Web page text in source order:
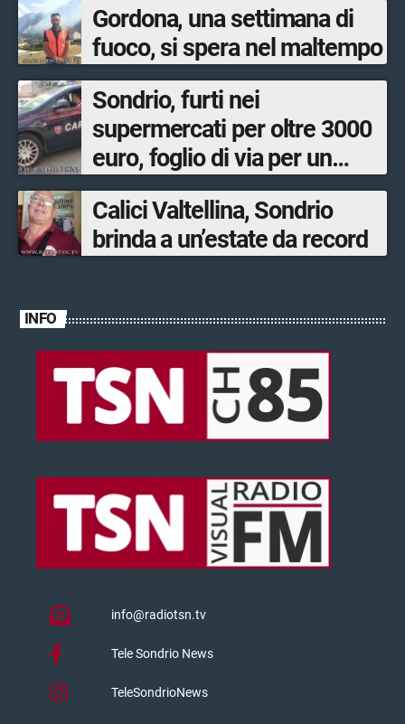
Gordona, una settimana di
fuoco, si spera nel maltempo
Sondrio, furti nei
supermercati per oltre 3000
euro, foglio di via per un
ventinovenne
Calici Valtellina, Sondrio
brinda a un’estate da record
INFO
info@radiotsn.tv
Tele Sondrio News
TeleSondrioNews